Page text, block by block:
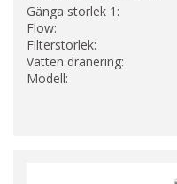
Gänga storlek 1:
Flow:
Filterstorlek:
Vatten dränering:
Modell: